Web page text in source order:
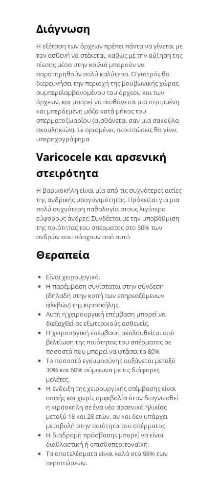
Διάγνωση
Η εξέταση των όρχεων πρέπει πάντα να γίνεται με
τον ασθενή να στέκεται, καθώς με την αύξηση της
πίεσης μέσα στην κοιλιά μπορούν να
παρατηρηθούν πολύ καλύτερα. Ο γιατρός θα
διερευνήσει την περιοχή της βουβωνικής χώρας,
συμπεριλαμβανομένου του όρχεου και των
όρχεων, και μπορεί να αισθάνεται μια στριμμένη
και μπερδεμένη μάζα κατά μήκος του
σπερματοζωαρίου (αισθάνεται σαν μια σακούλα
σκουληκιών). Σε ορισμένες περιπτώσεις θα γίνει
υπερηχογράφημα
Varicocele και αρσενική
στειρότητα
Η βαρικοκήλη είναι μία από τις συχνότερες αιτίες
της ανδρικής υπογονιμότητας. Πρόκειται για μια
πολύ συχνότερη παθολογία στους λιγότερο
εύφορους άνδρες. Συνδέεται με την υποβάθμιση
της ποιότητας του σπέρματος στο 50% των
ανδρών που πάσχουν από αυτό
Θεραπεία
Είναι χειρουργικό.
Η παρέμβαση συνίσταται στην σύνδεση
(δηλαδή στην κοπή των επηρεαζόμενων
φλεβών) της κιρσοκήλης.
Αυτή η χειρουργική επέμβαση μπορεί να
διεξαχθεί σε εξωτερικούς ασθενείς.
Η χειρουργική επέμβαση ακολουθείται από
βελτίωση της ποιότητας του σπέρματος σε
ποσοστό που μπορεί να φτάσει το 80%
Το ποσοστό εγκυμοσύνης αυξάνεται μεταξύ
30% και 60% σύμφωνα με τις διάφορες
μελέτες.
Η ένδειξη της χειρουργικής επέμβασης είναι
σαφής και χωρίς αμφιβολία όταν διαγνωσθεί
η κιρσοκήλη σε ένα νέο αρσενικό ηλικίας
μεταξύ 18 και 28 ετών, αν και δεν υπάρχει
μεταβολή στην ποιότητα του σπέρματος.
Η διαδρομή πρόσβασης μπορεί να είναι
διαθλαστική ή οπισθοπεριτοναϊκή.
Τα αποτελέσματα είναι καλά στο 98% των
περιπτώσεων.